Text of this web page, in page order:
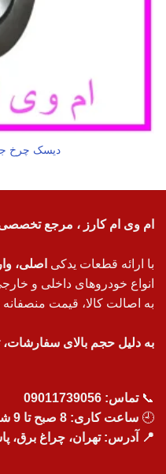
دیسک چرخ
ام وی ام کارز ، مرجع
با ارائه قطعات یدکی اصلی،
انواع خودروهای داخلی و
به اصالت کالا، قیمت منصفانه
به دلیل حجم بالای
📞تماس: 09011739056
🕘 ساعت کاری: 8 صبح تا 9 شب
📍 آدرس: تهران، چراغ برق،